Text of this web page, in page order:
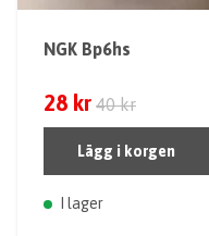
NGK Bp6hs
28 kr 40 kr
Lägg i korgen
I lager